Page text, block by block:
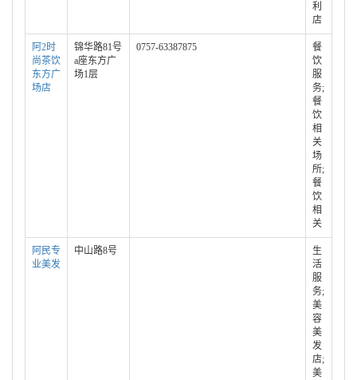
利
店
阿2时
尚茶饮
东方广
场店
锦华路81号
a座东方广
场1层
0757-63387875
餐
饮
服
务;
餐
饮
相
关
场
所;
餐
饮
相
关
阿民专
业美发
中山路8号
生
活
服
务;
美
容
美
发
店;
美